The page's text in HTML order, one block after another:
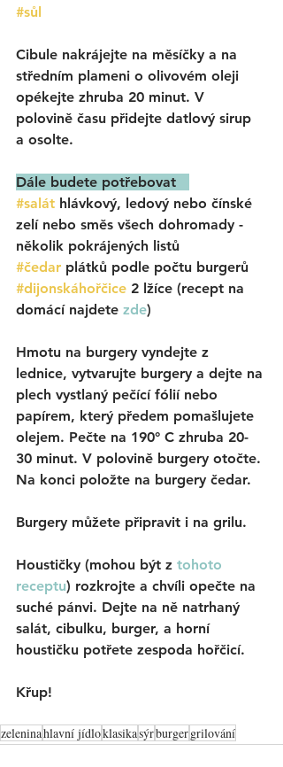
#sůl
Cibule nakrájejte na měsíčky a na
středním plameni o olivovém oleji
opékejte zhruba 20 minut. V
polovině času přidejte datlový sirup
a osolte.
Dále budete potřebovat
#salát hlávkový, ledový nebo čínské
zelí nebo směs všech dohromady -
několik pokrájených listů
#čedar plátků podle počtu burgerů
#dijonskáhořčice 2 lžíce (recept na
domácí najdete zde)
Hmotu na burgery vyndejte z
lednice, vytvarujte burgery a dejte na
plech vystlaný pečící fólií nebo
papírem, který předem pomašlujete
olejem. Pečte na 190° C zhruba 20-
30 minut. V polovině burgery otočte.
Na konci položte na burgery čedar.
Burgery můžete připravit i na grilu.
Houstičky (mohou být z tohoto
receptu) rozkrojte a chvíli opečte na
suché pánvi. Dejte na ně natrhaný
salát, cibulku, burger, a horní
houstičku potřete zespoda hořčicí.
Křup!
zeleninahlavní jídloklasikasýrburgergrilování